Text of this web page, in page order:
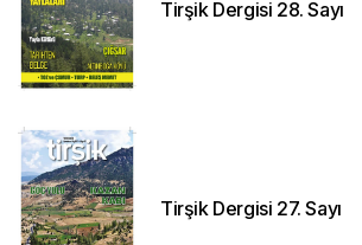
Tirşik Dergisi 28. Sayı
Tirşik Dergisi 27. Sayı